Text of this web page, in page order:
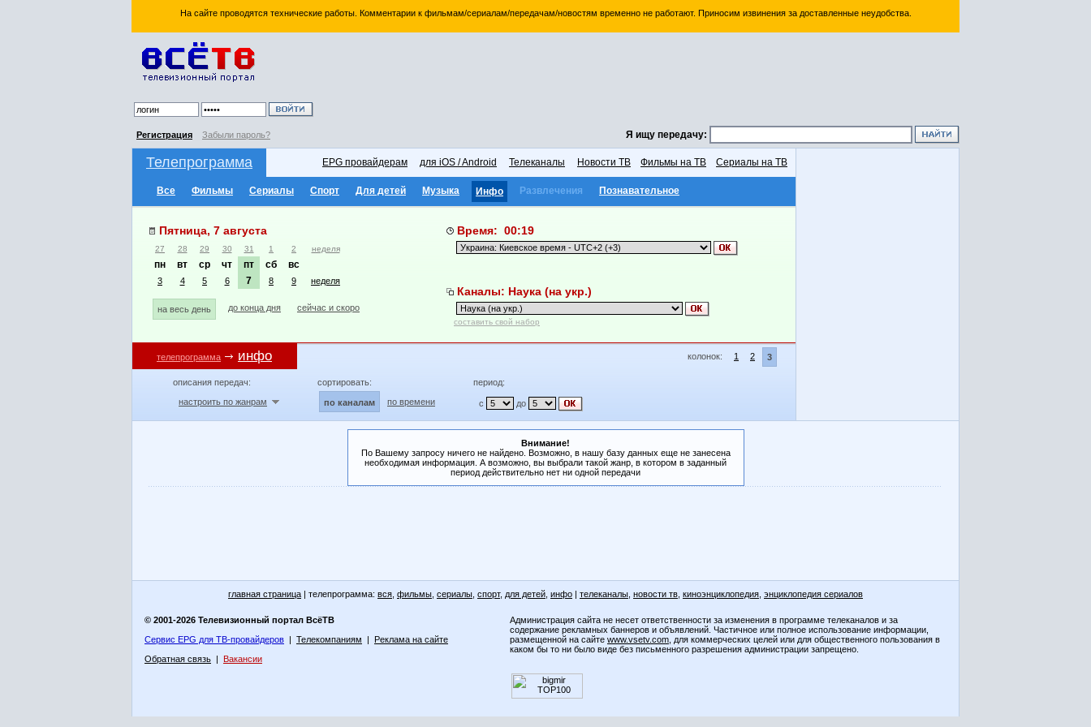
На сайте проводятся технические работы. Комментарии к фильмам/сериалам/передачам/новостям временно не работают. Приносим извинения за доставленные неудобства.
Регистрация Забыли пароль? Я ищу передачу:
Телепрограмма EPG провайдерам для iOS / Android Телеканалы Новости ТВ Фильмы на ТВ Сериалы на ТВ
Все Фильмы Сериалы Спорт Для детей Музыка Инфо Развлечения Познавательное
Пятница, 7 августа
27 28 29 30 31 1 2 неделя
пн вт ср чт пт сб вс
3 4 5 6 7 8 9 неделя
на весь день до конца дня сейчас и скоро
Время: 00:19
Каналы: Наука (на укр.)
составить свой набор
телепрограмма инфо колонок: 1 2 3
описания передач:
настроить по жанрам
сортировать:
по каналам по времени
период:
с до
Внимание!
По Вашему запросу ничего не найдено. Возможно, в нашу базу данных еще не занесена
необходимая информация. А возможно, вы выбрали такой жанр, в котором в заданный
период действительно нет ни одной передачи
главная страница | телепрограмма: вся фильмы сериалы спорт, для детей инфо | телеканалы новости тв киноэнциклопедия энциклопедия сериалов
© 2001-2026 Телевизионный портал ВсёТВ
Сервис EPG для ТВ-провайдеров | Телекомпаниям | Реклама на сайте
Обратная связь | Вакансии
Администрация сайта не несет ответственности за изменения в программе телеканалов и за
содержание рекламных баннеров и объявлений. Частичное или полное использование информации,
размещенной на сайте www.vsetv.com , для коммерческих целей или для общественного пользования в
каком бы то ни было виде без письменного разрешения администрации запрещено.